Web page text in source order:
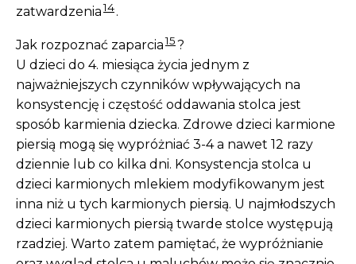
zatwardzenia14.
Jak rozpoznać zaparcia15?
U dzieci do 4. miesiąca życia jednym z
najważniejszych czynników wpływających na
konsystencję i częstość oddawania stolca jest
sposób karmienia dziecka. Zdrowe dzieci karmione
piersią mogą się wypróżniać 3-4 a nawet 12 razy
dziennie lub co kilka dni. Konsystencja stolca u
dzieci karmionych mlekiem modyfikowanym jest
inna niż u tych karmionych piersią. U najmłodszych
dzieci karmionych piersią twarde stolce występują
rzadziej. Warto zatem pamiętać, że wypróżnianie